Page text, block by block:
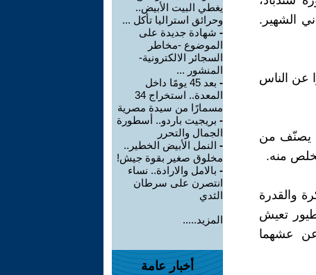
الشهير.
عن الناس
يصنّف من
منه.
والقدرة
تعيش
عن عشهما
يغطي البيت الأبيض..
وحرائق استراليا تأكل ...
- شهادة جديدة على
الموضوع -مخاطر
السجائر الالكترونية-
المنشور ...
-
بعد 45 يومًا داخل
المعدة.. استخراج 34
مسمارًا من سيدة مصرية
- بريجيت باردو.. أسطورة
الجمال والتحرر
- النمل الأبيض الخطير..
مخلوق صغير بقوة جيش!
- بالامل والارادة.. نساء
انتصرن على سرطان
الثدي
المزيد.....
أخبار عامة